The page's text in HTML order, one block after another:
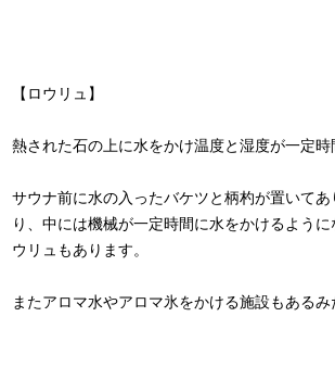
【ロウリュ】
熱された石の上に水をかけ温度と湿度が一定時
サウナ前に水の入ったバケツと柄杓が置いて
り、中には機械が一定時間に水をかけるよう
ウリュもあります。
またアロマ水やアロマ氷をかける施設もあるみ